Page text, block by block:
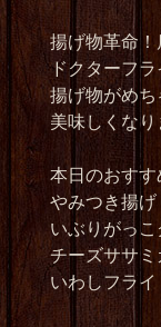
揚げ物革命
ドクターフラ
揚げ物がめ
美味しくな
やみつき揚げ
いぶりがっこ
チーズササミ
いわしフライ